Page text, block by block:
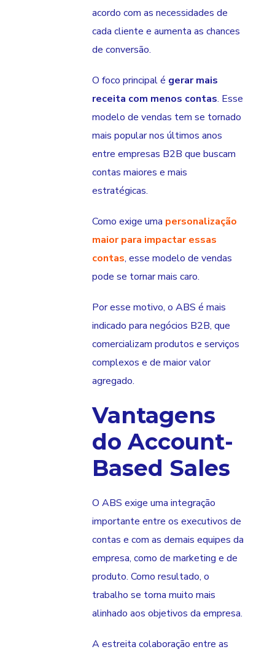
acordo com as necessidades de
cada cliente e aumenta as chances
de conversão.
O foco principal é gerar mais
receita com menos contas. Esse
modelo de vendas tem se tornado
mais popular nos últimos anos
entre empresas B2B que buscam
contas maiores e mais
estratégicas.
Como exige uma personalização
maior para impactar essas
contas, esse modelo de vendas
pode se tornar mais caro.
Por esse motivo, o ABS é mais
indicado para negócios B2B, que
comercializam produtos e serviços
complexos e de maior valor
agregado.
Vantagens
do Account-
Based Sales
O ABS exige uma integração
importante entre os executivos de
contas e com as demais equipes da
empresa, como de marketing e de
produto. Como resultado, o
trabalho se torna muito mais
alinhado aos objetivos da empresa.
A estreita colaboração entre as